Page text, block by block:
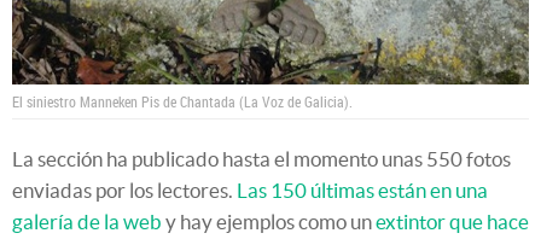
El siniestro Manneken Pis de Chantada (La Voz de Galicia).
La sección ha publicado hasta el momento unas 550 fotos
enviadas por los lectores. Las 150 últimas están en una
galería de la web y hay ejemplos como unextintor que hace